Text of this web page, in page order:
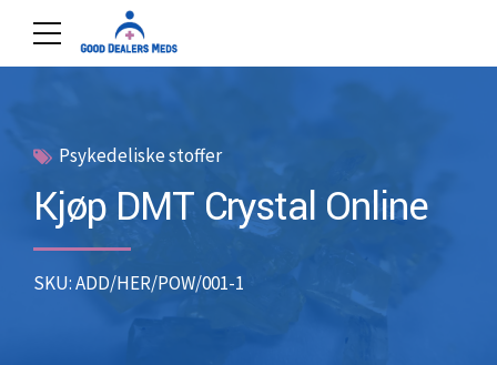
Psykedeliske stoffer
Kjøp DMT Crystal Online
SKU: ADD/HER/POW/001-1